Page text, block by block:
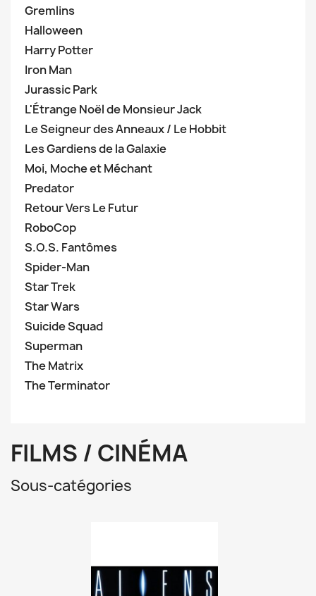
Gremlins
Halloween
Harry Potter
Iron Man
Jurassic Park
L'Étrange Noël de Monsieur Jack
Le Seigneur des Anneaux / Le Hobbit
Les Gardiens de la Galaxie
Moi, Moche et Méchant
Predator
Retour Vers Le Futur
RoboCop
S.O.S. Fantômes
Spider-Man
Star Trek
Star Wars
Suicide Squad
Superman
The Matrix
The Terminator
FILMS / CINÉMA
Sous-catégories